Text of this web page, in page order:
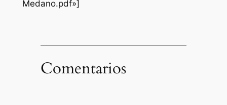
Medano.pdf»]
Comentarios